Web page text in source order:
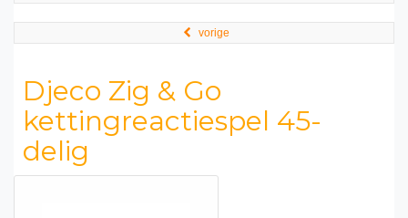
vorige
Djeco Zig & Go
kettingreactiespel 45-
delig